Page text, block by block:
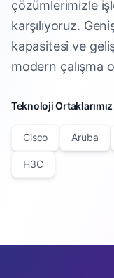
çözümlerimizle
karşılıyoruz.
kapasitesi ve
modern çalışma
Teknoloji Ortaklarımız
Cisco Aruba
H3C